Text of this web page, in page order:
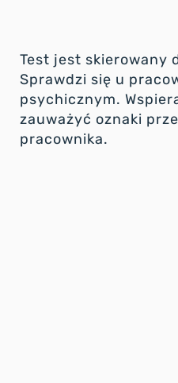
Test jest skierowany
Sprawdzi się u
psychicznym.
zauważyć oznaki
pracownika.